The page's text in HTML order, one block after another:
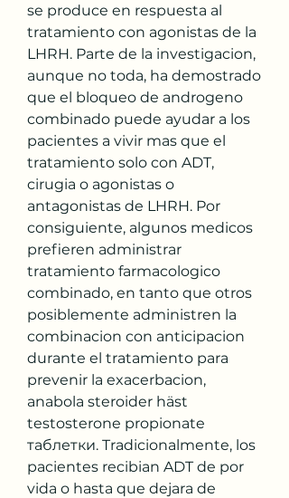
se produce en respuesta al
tratamiento con agonistas de la
LHRH. Parte de la investigacion,
aunque no toda, ha demostrado
que el bloqueo de androgeno
combinado puede ayudar a los
pacientes a vivir mas que el
tratamiento solo con ADT,
cirugia o agonistas o
antagonistas de LHRH. Por
consiguiente, algunos medicos
prefieren administrar
tratamiento farmacologico
combinado, en tanto que otros
posiblemente administren la
combinacion con anticipacion
durante el tratamiento para
prevenir la exacerbacion,
anabola steroider häst
testosterone propionate
таблетки. Tradicionalmente, los
pacientes recibian ADT de por
vida o hasta que dejara de